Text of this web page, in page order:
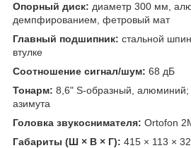
Опорный диск: диаметр 300 мм,
демпфированием, фетровый мат
Главный подшипник: стальной
втулке
Соотношение сигнал/шум: 68 дБ
Тонарм: 8,6" S-образный, алюминий;
азимута
Головка звукоснимателя: Ortofon
Габариты (Ш × В × Г): 415 × 113 ×